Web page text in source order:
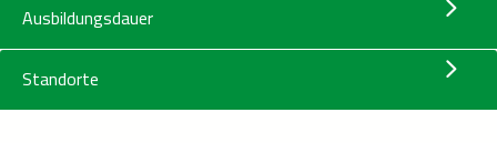
Ausbildungsdauer
Standorte